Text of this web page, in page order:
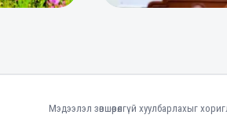
Мэдээлэл зөвшөөрөлгүй хуулбарлахыг